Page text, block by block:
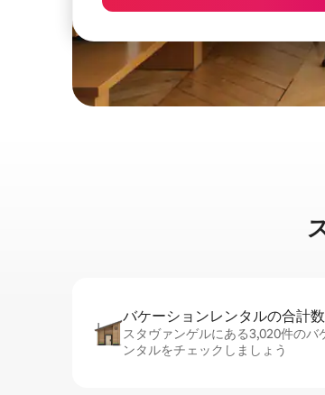
バケーションレ⁠ン⁠タ⁠ル⁠の合⁠計⁠数
スタヴァンゲルにある3,020件のバ
ンタルをチェックしましょう